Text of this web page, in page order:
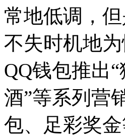
常地低调，
不失时机地
QQ钱包推出
酒”等系列营
包、足彩奖金